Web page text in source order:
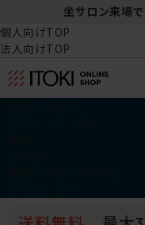
坐サロン来場で
個人向けTOP
法人向けTOP